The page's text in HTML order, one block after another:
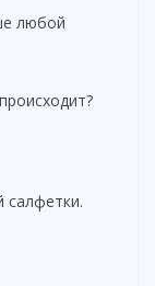
любой
салфетки.